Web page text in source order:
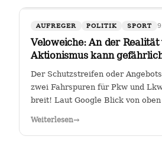
AUFREGER POLITIK SPORT
Veloweiche: An der
Aktionismus kann
Der Schutzstreifen oder
zwei Fahrspuren für Pkw und
breit! Laut Google Blick von
Weiterlesen→